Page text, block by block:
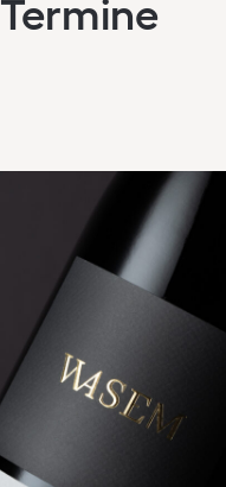
Termine